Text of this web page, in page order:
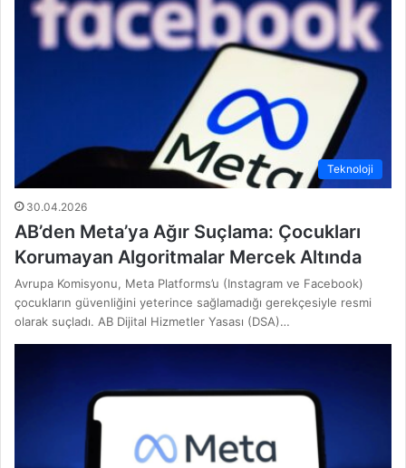
Teknoloji
30.04.2026
AB’den Meta’ya Ağır Suçlama: Çocukları
Korumayan Algoritmalar Mercek Altında
Avrupa Komisyonu, Meta Platforms’u (Instagram ve Facebook)
çocukların güvenliğini yeterince sağlamadığı gerekçesiyle resmi
olarak suçladı. AB Dijital Hizmetler Yasası (DSA)…